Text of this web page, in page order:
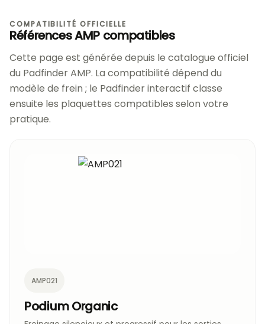
COMPATIBILITÉ OFFICIELLE
Références AMP compatibles
Cette page est générée depuis le catalogue officiel
du Padfinder AMP. La compatibilité dépend du
modèle de frein ; le Padfinder interactif classe
ensuite les plaquettes compatibles selon votre
pratique.
AMP021
Podium Organic